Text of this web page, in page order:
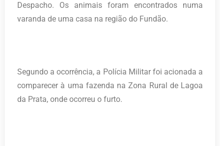
Despacho. Os animais foram encontrados numa
varanda de uma casa na região do Fundão.
Segundo a ocorrência, a Polícia Militar foi acionada a
comparecer à uma fazenda na Zona Rural de Lagoa
da Prata, onde ocorreu o furto.